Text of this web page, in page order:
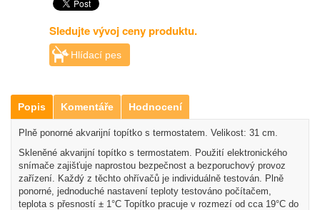
Sledujte vývoj ceny produktu.
Hlídací pes
Popis Komentáře Hodnocení
Plně ponorné akvarijní topítko s termostatem. Velikost: 31 cm.
Skleněné akvarijní topítko s termostatem. Použití elektronického
snímače zajišťuje naprostou bezpečnost a bezporuchový provoz
zařízení. Každý z těchto ohřívačů je individuálně testován. Plně
ponorné, jednoduché nastavení teploty testováno počítačem,
teplota s přesností ± 1°C Topítko pracuje v rozmezí od cca 19°C do